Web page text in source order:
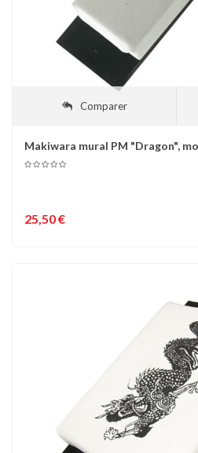
Comparer
Makiwara mural PM "Dragon",
25,50 €